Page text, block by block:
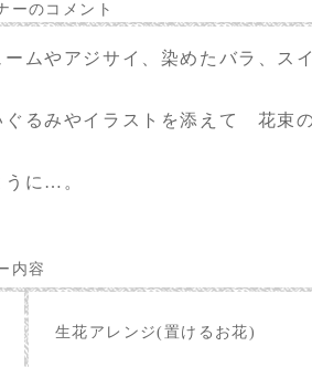
ーのコメント
ムやアジサイ、染めたバラ、ス
ぐるみやイラストを添えて 花束
うに…。
内容
生花アレンジ(置けるお花)